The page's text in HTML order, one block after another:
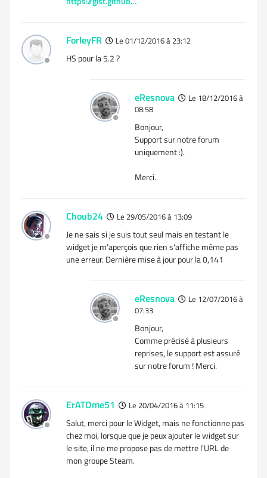
ForleyFR Le 01/12/2016 à 23:12
HS pour la 5.2 ?
eResnova
Le 18/12/2016 à
08:58
Bonjour,
Support sur notre forum
uniquement :).
Merci.
Choub24 Le 29/05/2016 à 13:09
Je ne sais si je suis tout seul mais en testant le
widget je m'aperçois que rien s'affiche même pas
une erreur. Dernière mise à jour pour la 0,141
eResnova
Le 12/07/2016 à
07:33
Bonjour,
Comme précisé à plusieurs
reprises, le support est assuré
sur notre forum ! Merci.
ErATOme51 Le 20/04/2016 à 11:15
Salut, merci pour le Widget, mais ne fonctionne pas
chez moi, lorsque que je peux ajouter le widget sur
le site, il ne me propose pas de mettre l'URL de
mon groupe Steam.